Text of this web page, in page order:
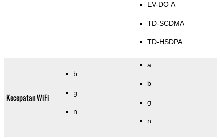
EV-DO A
TD-SCDMA
TD-HSDPA
Kecepatan WiFi
b
g
n
a
b
g
n